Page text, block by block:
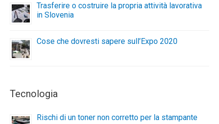
Trasferire o costruire la propria attività lavorativa
in Slovenia
Cose che dovresti sapere sull’Expo 2020
Tecnologia
Rischi di un toner non corretto per la stampante